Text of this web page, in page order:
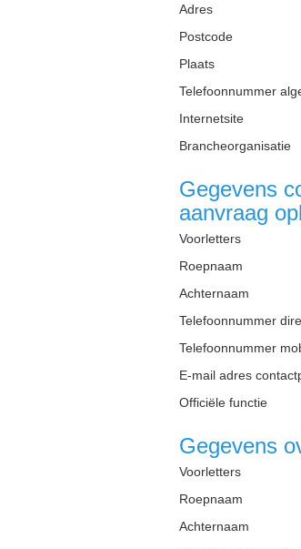
Adres
Postcode
Plaats
Telefoonnummer
Internetsite
Brancheorganisatie
Gegevens
aanvraag
Voorletters
Roepnaam
Achternaam
Telefoonnummer
Telefoonnummer
E-mail adres
Officiële functie
Gegevens
Voorletters
Roepnaam
Achternaam